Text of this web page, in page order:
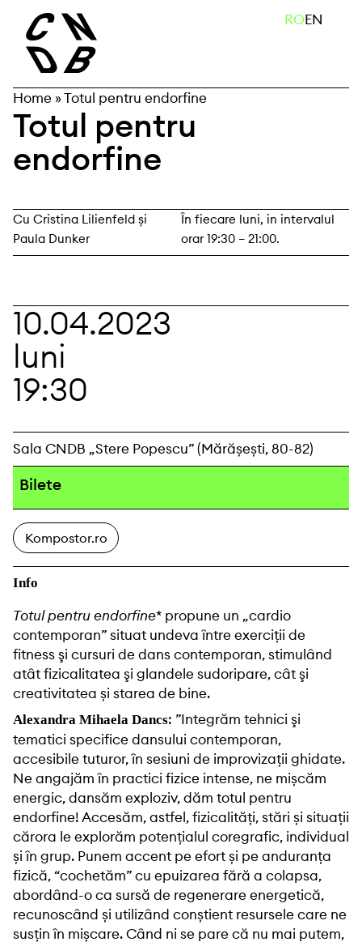
content
caută ROEN
Home »Totul pentru endorfine
Totul pentru
endorfine
Cu Cristina Lilienfeld și
Paula Dunker
În fiecare luni, in intervalul
orar 19:30 – 21:00.
10.04.2023
luni
19:30
Sala CNDB „Stere Popescu” (Mărășești, 80-82)
Bilete
Kompostor.ro
Info
Totul pentru endorfine* propune un „cardio
contemporan” situat undeva între exerciții de
fitness şi cursuri de dans contemporan, stimulând
atât fizicalitatea şi glandele sudoripare, cât şi
creativitatea și starea de bine.
Alexandra Mihaela Dancs: ”Integrăm tehnici şi
tematici specifice dansului contemporan,
accesibile tuturor, în sesiuni de improvizații ghidate.
Ne angajăm în practici fizice intense, ne mișcăm
energic, dansăm exploziv, dăm totul pentru
endorfine! Accesăm, astfel, fizicalități, stări și situații
cărora le explorăm potențialul coregrafic, individual
și în grup. Punem accent pe efort și pe anduranța
fizică, “cochetăm” cu epuizarea fără a colapsa,
abordând-o ca sursă de regenerare energetică,
recunoscând și utilizând conștient resursele care ne
susțin în mișcare. Când ni se pare că nu mai putem,